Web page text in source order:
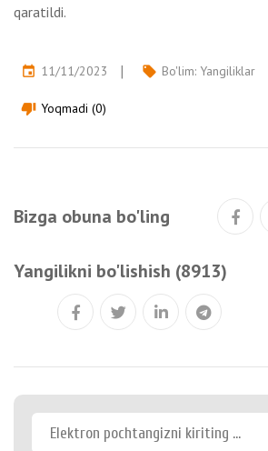
qaratildi.
event 11/11/2023 local_offer Bo'lim: Yangiliklar
thumb_down Yoqmadi (0)
Bizga obuna bo'ling
Yangilikni bo'lishish (8913)